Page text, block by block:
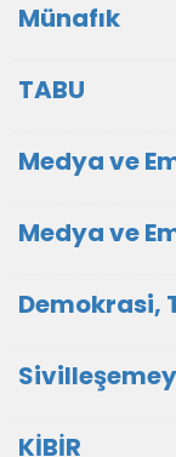
Münafık
TABU
Medya ve
Medya ve
Demokrasi,
KİBİR